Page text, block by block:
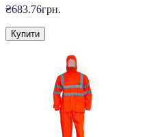
₴683.76грн.
Купити